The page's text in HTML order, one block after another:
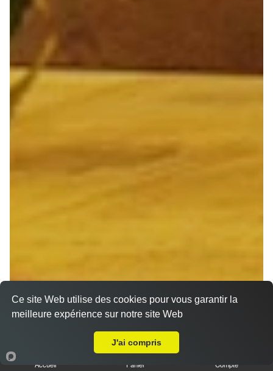
Accueil Panier Compte
Ce site Web utilise des cookies pour vous garantir la
meilleure expérience sur notre site Web
J'ai compris